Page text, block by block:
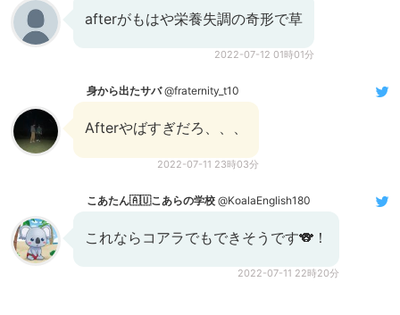
afterがもはや栄養失調の奇形で草
2022-07-12 01時01分
身から出たサバ@fraternity_t10
Afterやばすぎだろ、、、
2022-07-11 23時03分
こあたん🇦🇺こあらの学校 @KoalaEnglish180
これならコアラでもできそうです🐨！
2022-07-11 22時20分